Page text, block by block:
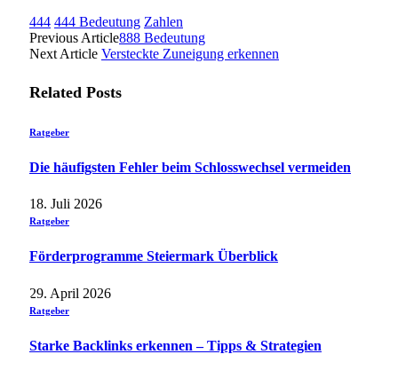
444 444 Bedeutung Zahlen
Previous Article888 Bedeutung
Next Article Versteckte Zuneigung erkennen
Related Posts
Ratgeber
Die häufigsten Fehler beim Schlosswechsel vermeiden
18. Juli 2026
Ratgeber
Förderprogramme Steiermark Überblick
29. April 2026
Ratgeber
Starke Backlinks erkennen – Tipps & Strategien